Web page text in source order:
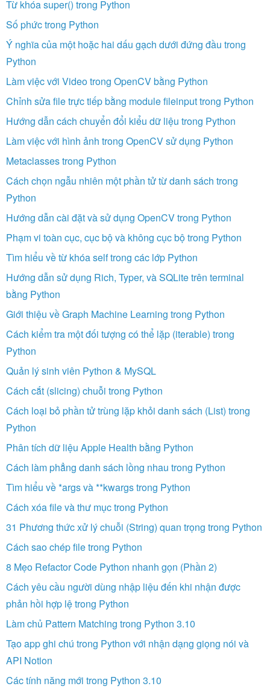
Từ khóa super() trong Python
Số phức trong Python
Ý nghĩa của một hoặc hai dấu gạch dưới đứng đầu trong
Python
Làm việc với Video trong OpenCV bằng Python
Chỉnh sửa file trực tiếp bằng module fileinput trong Python
Hướng dẫn cách chuyển đổi kiểu dữ liệu trong Python
Làm việc với hình ảnh trong OpenCV sử dụng Python
Metaclasses trong Python
Cách chọn ngẫu nhiên một phần tử từ danh sách trong
Python
Hướng dẫn cài đặt và sử dụng OpenCV trong Python
Phạm vi toàn cục, cục bộ và không cục bộ trong Python
Tìm hiểu về từ khóa self trong các lớp Python
Hướng dẫn sử dụng Rich, Typer, và SQLite trên terminal
bằng Python
Giới thiệu về Graph Machine Learning trong Python
Cách kiểm tra một đối tượng có thể lặp (iterable) trong
Python
Quản lý sinh viên Python & MySQL
Cách cắt (slicing) chuỗi trong Python
Cách loại bỏ phần tử trùng lặp khỏi danh sách (List) trong
Python
Phân tích dữ liệu Apple Health bằng Python
Cách làm phẳng danh sách lồng nhau trong Python
Tìm hiểu về *args và **kwargs trong Python
Cách xóa file và thư mục trong Python
31 Phương thức xử lý chuỗi (String) quan trọng trong Python
Cách sao chép file trong Python
8 Mẹo Refactor Code Python nhanh gọn (Phần 2)
Cách yêu cầu người dùng nhập liệu đến khi nhận được
phản hồi hợp lệ trong Python
Làm chủ Pattern Matching trong Python 3.10
Tạo app ghi chú trong Python với nhận dạng giọng nói và
API Notion
Các tính năng mới trong Python 3.10